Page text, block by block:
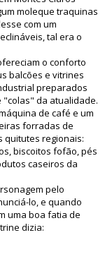
moleque traquinas
com um
tal era o
o conforto
balcões e vitrines
preparados
"colas" da atualidade.
de café e um
forradas de
quitutes regionais:
biscoitos fofão, pés
caseiros da
pelo
lo, e quando
uma boa fatia de
dizia: